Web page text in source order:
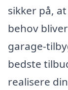
sikker på,
behov
garage-
bedste
realisere